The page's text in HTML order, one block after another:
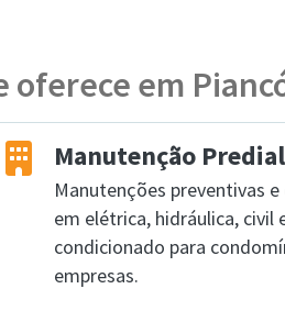
em
Manutenção Predial
Manutenções preventivas
em elétrica, hidráulica, civil
condicionado para
empresas.